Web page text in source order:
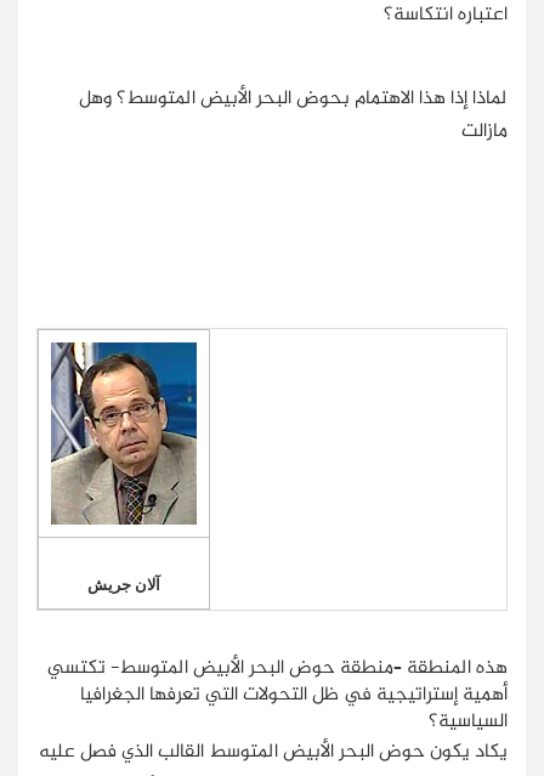
اعتباره انتكاسة؟
لماذا إذا هذا الاهتمام بحوض البحر الأبيض المتوسط؟ وهل
مازالت
آلان جريش
هذه المنطقة –منطقة حوض البحر الأبيض المتوسط- تكتسي
أهمية إستراتيجية في ظل التحولات التي تعرفها الجغرافيا
السياسية؟
يكاد يكون حوض البحر الأبيض المتوسط القالب الذي فصل عليه